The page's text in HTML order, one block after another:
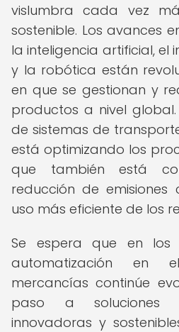
vislumbra cada vez
sostenible. Los avances
la inteligencia artificial, el
y la robótica están
en que se gestionan y
productos a nivel
de sistemas de
está optimizando los
que también está
reducción de
uso más eficiente de los
Se espera que en los
automatización en
mercancías continúe
paso a
innovadoras y